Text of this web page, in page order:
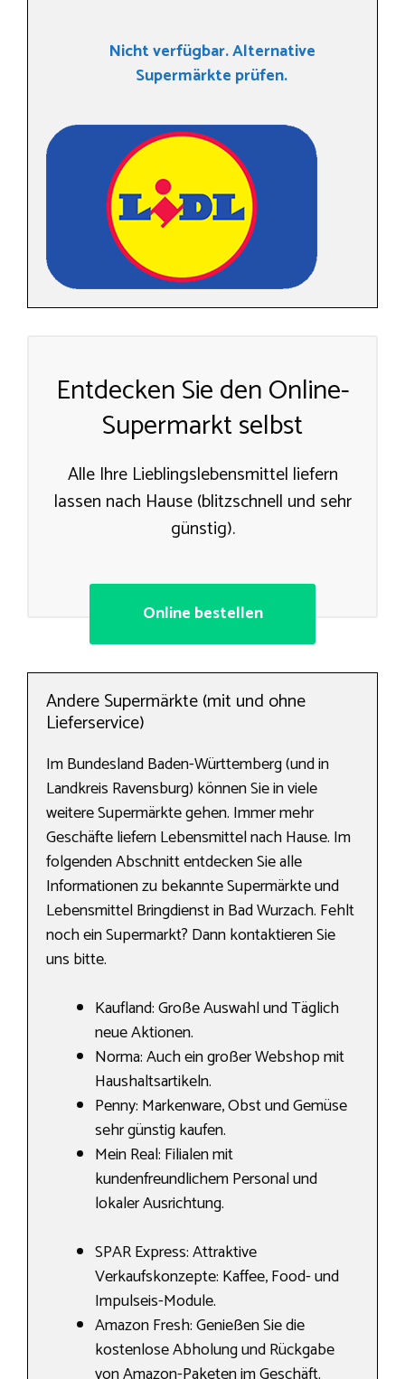
Nicht verfügbar. Alternative
Supermärkte prüfen.
Entdecken Sie den Online-
Supermarkt selbst
Alle Ihre Lieblingslebensmittel liefern
lassen nach Hause (blitzschnell und sehr
günstig).
Online bestellen
Andere Supermärkte (mit und ohne
Lieferservice)
Im Bundesland Baden-Württemberg (und in
Landkreis Ravensburg) können Sie in viele
weitere Supermärkte gehen. Immer mehr
Geschäfte liefern Lebensmittel nach Hause. Im
folgenden Abschnitt entdecken Sie alle
Informationen zu bekannte Supermärkte und
Lebensmittel Bringdienst in Bad Wurzach. Fehlt
noch ein Supermarkt? Dann kontaktieren Sie
uns bitte.
Kaufland: Große Auswahl und Täglich
neue Aktionen.
Norma: Auch ein großer Webshop mit
Haushaltsartikeln.
Penny: Markenware, Obst und Gemüse
sehr günstig kaufen.
Mein Real: Filialen mit
kundenfreundlichem Personal und
lokaler Ausrichtung.
SPAR Express: Attraktive
Verkaufskonzepte: Kaffee, Food- und
Impulseis-Module.
Amazon Fresh: Genießen Sie die
kostenlose Abholung und Rückgabe